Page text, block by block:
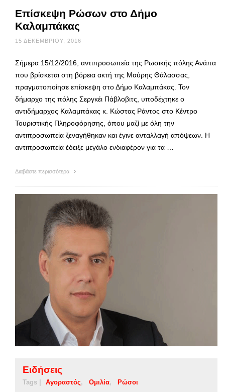
Επίσκεψη Ρώσων στο Δήμο
Καλαμπάκας
15 ΔΕΚΕΜΒΡΊΟΥ, 2016
Σήμερα 15/12/2016, αντιπροσωπεία της Ρωσικής πόλης Ανάπα
που βρίσκεται στη βόρεια ακτή της Μαύρης Θάλασσας,
πραγματοποίησε επίσκεψη στο Δήμο Καλαμπάκας. Τον
δήμαρχο της πόλης Σεργκέι Πάβλοβιτς, υποδέχτηκε ο
αντιδήμαρχος Καλαμπάκας κ. Κώστας Ράντος στο Κέντρο
Τουριστικής Πληροφόρησης, όπου μαζί με όλη την
αντιπροσωπεία ξεναγήθηκαν και έγινε ανταλλαγή απόψεων. Η
αντιπροσωπεία έδειξε μεγάλο ενδιαφέρον για τα …
Διαβάστε περισσότερα
Ειδήσεις
Tags | Αγοραστός Ομιλία Ρώσοι